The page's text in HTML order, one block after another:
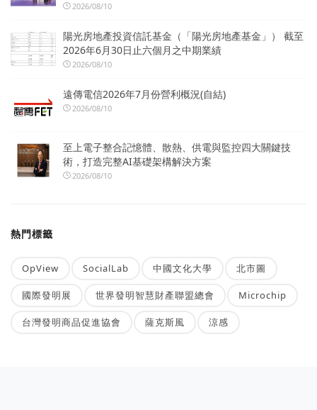
2026/08/10
陽光房地產投資信託基金（「陽光房地產基金」） 截至
2026年6月30日止六個月之中期業績
2026/08/10
遠傳電信2026年7月份營利概況(自結)
2026/08/10
至上電子整合記憶體、散熱、供電與監控四大關鍵技
術，打造完整AI基礎架構解決方案
2026/08/10
熱門標籤
OpView SocialLab 中國文化大學 北市圖
國際發明展 世界發明智慧財產聯盟總會 Microchip
台灣發明商品促進協會 薩克斯風 涼感